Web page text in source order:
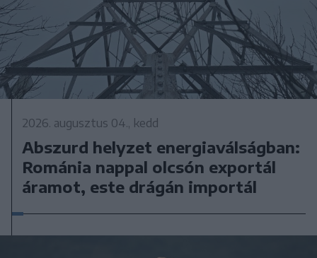
2026. augusztus 04., kedd
Abszurd helyzet energiaválságban:
Románia nappal olcsón exportál
áramot, este drágán importál